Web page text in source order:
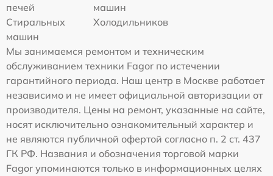
печей
машин
Стиральных
машин
Холодильников
Мы занимаемся ремонтом и техническим
обслуживанием техники Fagor по истечении
гарантийного периода. Наш центр в Москве работает
независимо и не имеет официальной авторизации от
производителя. Цены на ремонт, указанные на сайте,
носят исключительно ознакомительный характер и
не являются публичной офертой согласно п. 2 ст. 437
ГК РФ. Названия и обозначения торговой марки
Fagor упоминаются только в информационных целях